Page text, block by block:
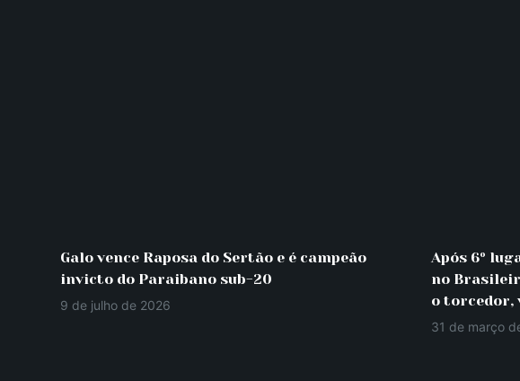
Galo vence Raposa do Sertão e é campeão
invicto do Paraibano sub-20
9 de julho de 2026
Após 6º
no
o torcedor,
31 de março